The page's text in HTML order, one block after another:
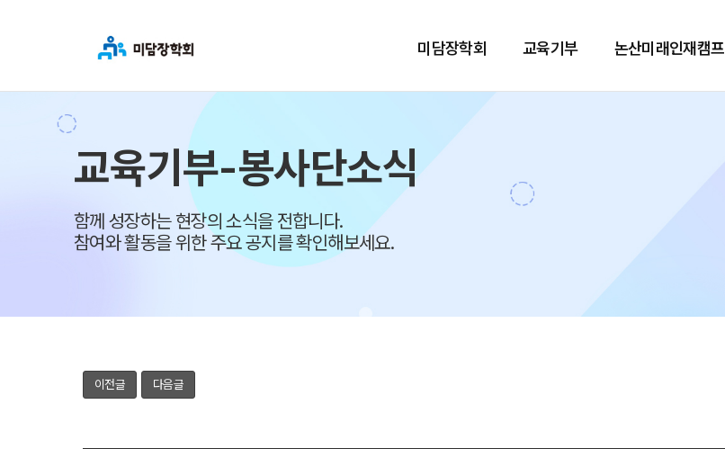
미담장학회 교육기부 논산미래인재캠프
교육기부-봉사단소식
함께 성장하는 현장의 소식을 전합니다.
참여와 활동을 위한 주요 공지를 확인해보세요.
이전글 다음글